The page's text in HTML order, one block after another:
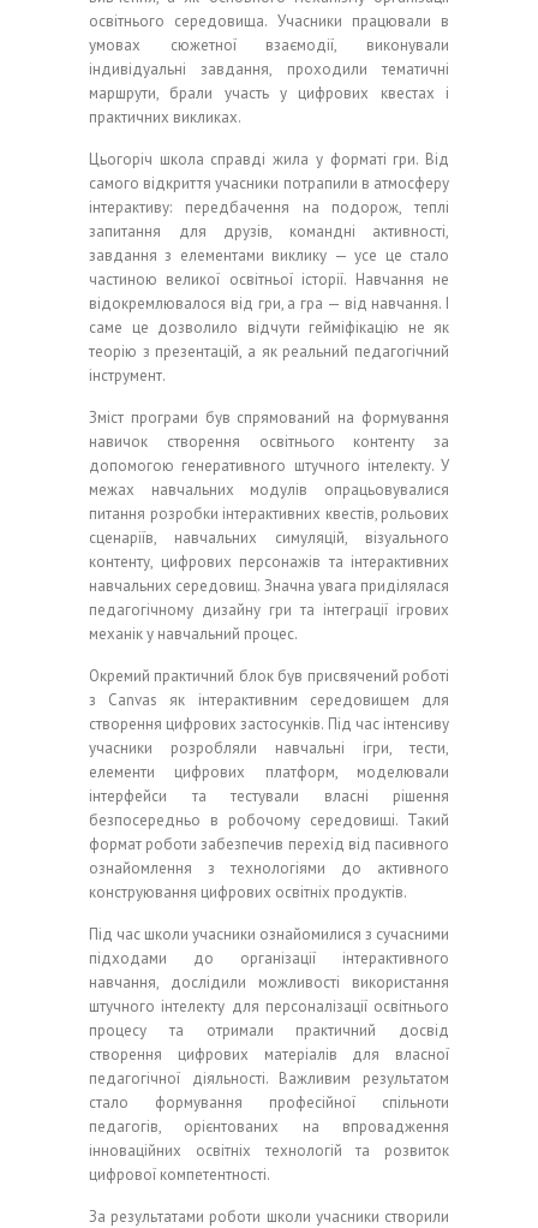
освітнього середовища. Учасники працювали в
умовах сюжетної взаємодії, виконували
індивідуальні завдання, проходили тематичні
маршрути, брали участь у цифрових квестах і
практичних викликах.
Цьогоріч школа справді жила у форматі гри. Від
самого відкриття учасники потрапили в атмосферу
інтерактиву: передбачення на подорож, теплі
запитання для друзів, командні активності,
завдання з елементами виклику — усе це стало
частиною великої освітньої історії. Навчання не
відокремлювалося від гри, а гра — від навчання. І
саме це дозволило відчути гейміфікацію не як
теорію з презентацій, а як реальний педагогічний
інструмент.
Зміст програми був спрямований на формування
навичок створення освітнього контенту за
допомогою генеративного штучного інтелекту. У
межах навчальних модулів опрацьовувалися
питання розробки інтерактивних квестів, рольових
сценаріїв, навчальних симуляцій, візуального
контенту, цифрових персонажів та інтерактивних
навчальних середовищ. Значна увага приділялася
педагогічному дизайну гри та інтеграції ігрових
механік у навчальний процес.
Окремий практичний блок був присвячений роботі
з Canvas як інтерактивним середовищем для
створення цифрових застосунків. Під час інтенсиву
учасники розробляли навчальні ігри, тести,
елементи цифрових платформ, моделювали
інтерфейси та тестували власні рішення
безпосередньо в робочому середовищі. Такий
формат роботи забезпечив перехід від пасивного
ознайомлення з технологіями до активного
конструювання цифрових освітніх продуктів.
Під час школи учасники ознайомилися з сучасними
підходами до організації інтерактивного
навчання, дослідили можливості використання
штучного інтелекту для персоналізації освітнього
процесу та отримали практичний досвід
створення цифрових матеріалів для власної
педагогічної діяльності. Важливим результатом
стало формування професійної спільноти
педагогів, орієнтованих на впровадження
інноваційних освітніх технологій та розвиток
цифрової компетентності.
За результатами роботи школи учасники створили